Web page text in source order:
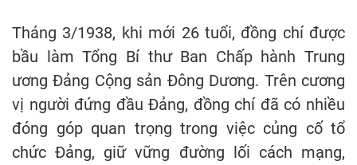
Tháng 3/1938, khi mới 26 tuổi, đồng chí được
bầu làm Tổng Bí thư Ban Chấp hành Trung
ương Đảng Cộng sản Đông Dương. Trên cương
vị người đứng đầu Đảng, đồng chí đã có nhiều
đóng góp quan trọng trong việc củng cố tổ
chức Đảng, giữ vững đường lối cách mạng,